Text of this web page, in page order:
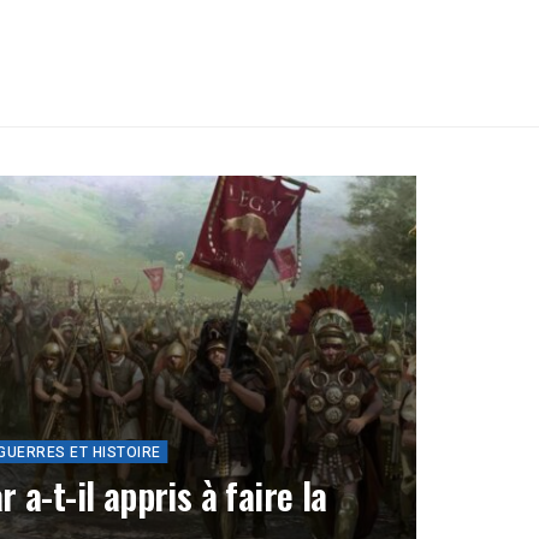
ET HISTOIRE
a-t-il appris à faire la